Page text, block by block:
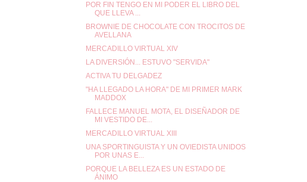
POR FIN TENGO EN MI PODER EL LIBRO DEL
QUE LLEVA ...
BROWNIE DE CHOCOLATE CON TROCITOS DE
AVELLANA
MERCADILLO VIRTUAL XIV
LA DIVERSIÓN... ESTUVO "SERVIDA"
ACTIVA TU DELGADEZ
"HA LLEGADO LA HORA" DE MI PRIMER MARK
MADDOX
FALLECE MANUEL MOTA, EL DISEÑADOR DE
MI VESTIDO DE...
MERCADILLO VIRTUAL XIII
UNA SPORTINGUISTA Y UN OVIEDISTA UNIDOS
POR UNAS E...
PORQUE LA BELLEZA ES UN ESTADO DE
ÁNIMO